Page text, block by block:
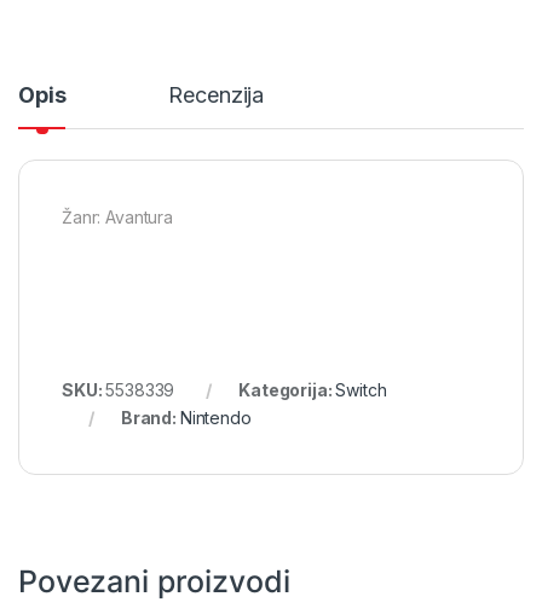
Opis Recenzija
Žanr: Avantura
SKU:5538339 Kategorija:Switch
Brand: Nintendo
Povezani proizvodi